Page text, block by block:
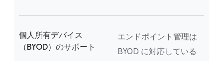
個人所有デバイス
（BYOD）のサポート
エンドポイント管理は
BYOD に対応している